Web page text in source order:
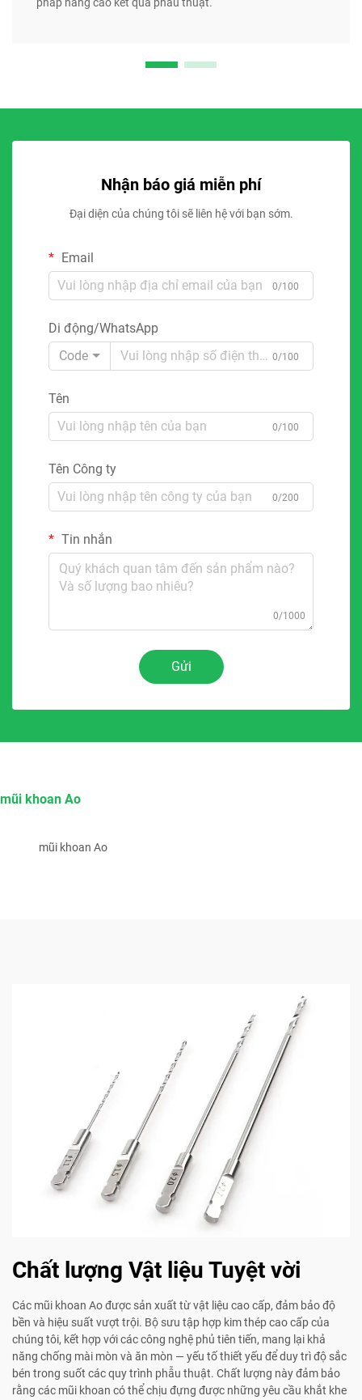
Nhận báo giá miễn phí
Đại diện của chúng tôi sẽ liên hệ với bạn sớm.
Email
0/100
Di động/WhatsApp
Code
0/100
Tên
0/100
Tên Công ty
0/200
Tin nhắn
0/1000
Gửi
mũi khoan Ao
mũi khoan Ao
Chất lượng Vật liệu Tuyệt vời
Các mũi khoan Ao được sản xuất từ vật liệu cao cấp, đảm bảo độ
bền và hiệu suất vượt trội. Bộ sưu tập hợp kim thép cao cấp của
chúng tôi, kết hợp với các công nghệ phủ tiên tiến, mang lại khả
năng chống mài mòn và ăn mòn — yếu tố thiết yếu để duy trì độ sắc
bén trong suốt các quy trình phẫu thuật. Chất lượng này đảm bảo
rằng các mũi khoan có thể chịu đựng được những yêu cầu khắt khe